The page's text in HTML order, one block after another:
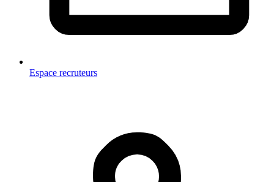
Espace recruteurs